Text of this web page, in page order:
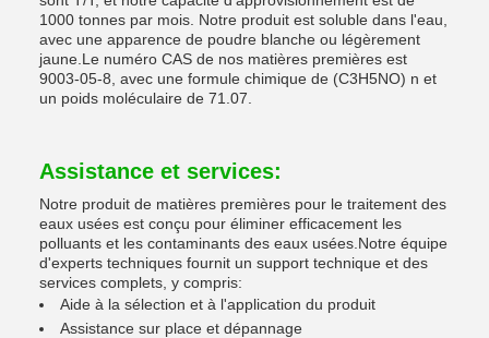
1000 tonnes par mois. Notre produit est soluble dans l'eau,
avec une apparence de poudre blanche ou légèrement
jaune.Le numéro CAS de nos matières premières est
9003-05-8, avec une formule chimique de (C3H5NO) n et
un poids moléculaire de 71.07.
Assistance et services:
Notre produit de matières premières pour le traitement des
eaux usées est conçu pour éliminer efficacement les
polluants et les contaminants des eaux usées.Notre équipe
d'experts techniques fournit un support technique et des
services complets, y compris:
Aide à la sélection et à l'application du produit
Assistance sur place et dépannage